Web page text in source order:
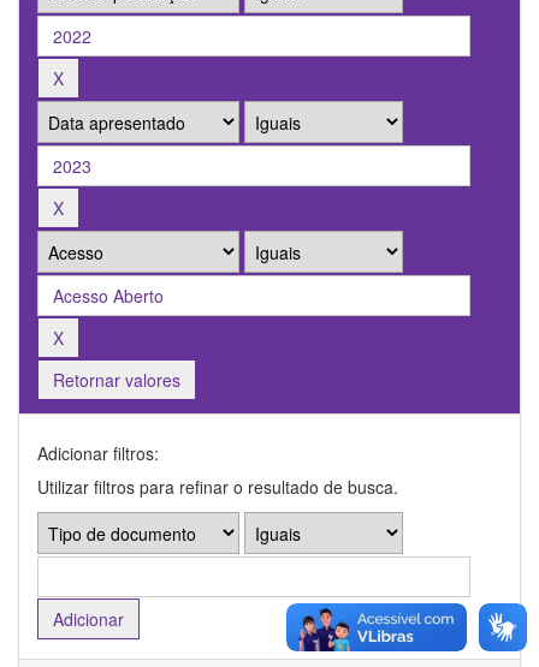
Retornar valores
Adicionar filtros:
Utilizar filtros para refinar o resultado de busca.